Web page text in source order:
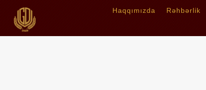
Haqqımızda Rəhbərlik